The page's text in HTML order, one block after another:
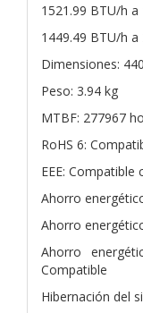
1521.99 BTU/h a
1449.49 BTU/h a
Dimensiones:
Peso: 3.94 kg
MTBF: 277967
RoHS 6:
EEE:
Ahorro
Ahorro
Ahorro
Compatible
Hibernación del